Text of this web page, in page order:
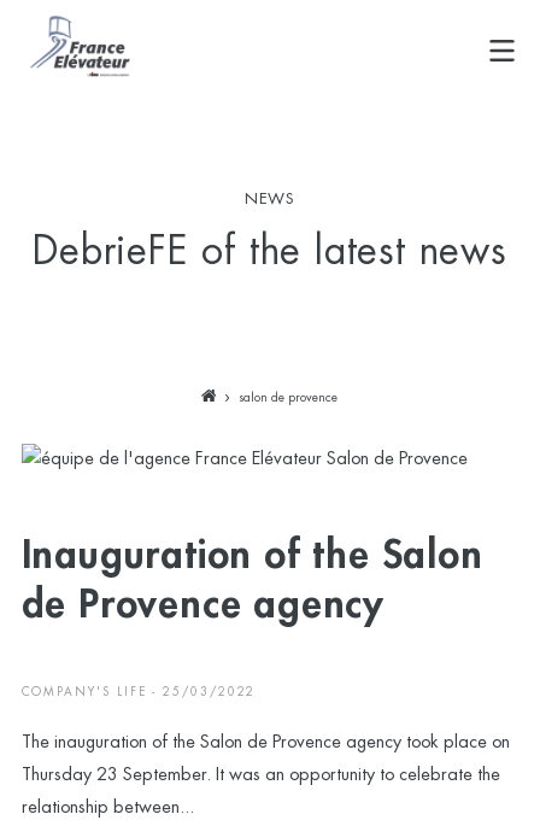
NEWS
DebrieFE of the latest news
salon de provence
Inauguration of the Salon
de Provence agency
COMPANY'S LIFE - 25/03/2022
The inauguration of the Salon de Provence agency took place on
Thursday 23 September. It was an opportunity to celebrate the
relationship between...